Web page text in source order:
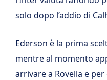
solo dopo l’addio di
Ederson è la prima
mentre al momento
arrivare a Rovella e